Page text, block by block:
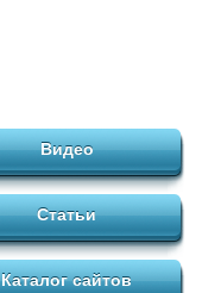
Видео
Статьи
Каталог сайтов